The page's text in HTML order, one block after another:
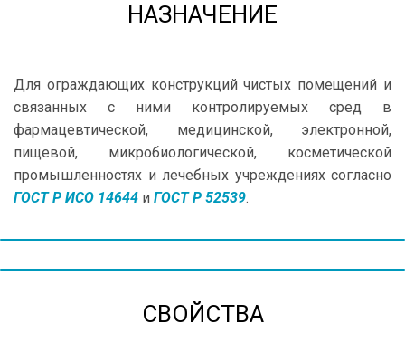
НАЗНАЧЕНИЕ
Для ограждающих конструкций чистых помещений и
связанных с ними контролируемых сред в
фармацевтической, медицинской, электронной,
пищевой, микробиологической, косметической
промышленностях и лечебных учреждениях согласно
ГОСТ Р ИСО 14644 и ГОСТ Р 52539.
СВОЙСТВА